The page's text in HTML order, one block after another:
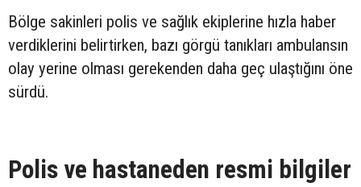
Bölge sakinleri polis ve sağlık ekiplerine hızla haber
verdiklerini belirtirken, bazı görgü tanıkları ambulansın
olay yerine olması gerekenden daha geç ulaştığını öne
sürdü.
Polis ve hastaneden resmi bilgiler